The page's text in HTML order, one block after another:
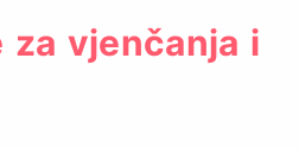
za vjenčanja i